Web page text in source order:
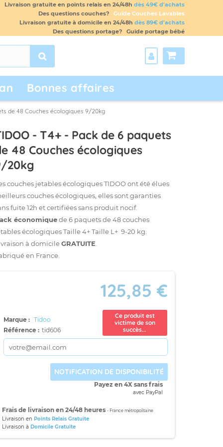
Livraison gratuite en points relais en 24/48h dès 49€ d'achats
Des questions couches?
Guide Couches Lavables
Livraison gratuite à domicile en 24/48h dès 89€ d'achats
Des questions portage?
Guide portage bébé
Bonnes affaires
de 48 Couches écologiques 9/20kg
- T4+ - Pack de 6 paquets
48 Couches écologiques
20kg
couches jetables écologiques TIDOO ont été élues
couches écologiques, elles sont garanties
fuite 12h et certifiées sans produit nocif.
économiquede 6 paquets de 48 couches
écologiques Taille 4+ Taille L+ 9-20 kg.
à domicileGRATUITE
en France.
125,85 €
Marque : Tidoo
Référence : tid606
Ce produit est
victime de son
succès...
NOTIFICATION DE DISPONIBILITÉ
Payez en 4X sans frais
avec PayPal
Frais de livraison en 24/48 heures - France métropolitaine
Livraison en Points Relais Gratuite
Livraison à Domicile Gratuite